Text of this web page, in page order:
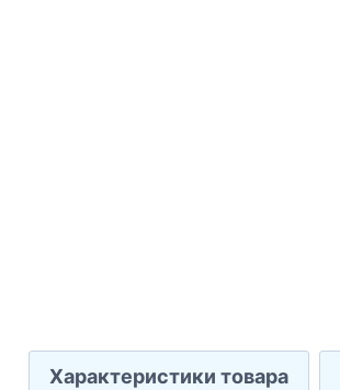
Характеристики товара